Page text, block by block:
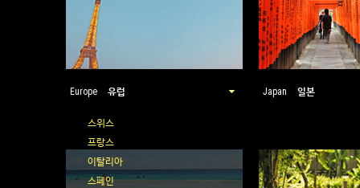
Europe 유럽
스위스
프랑스
이탈리아
스페인
Japan 일본